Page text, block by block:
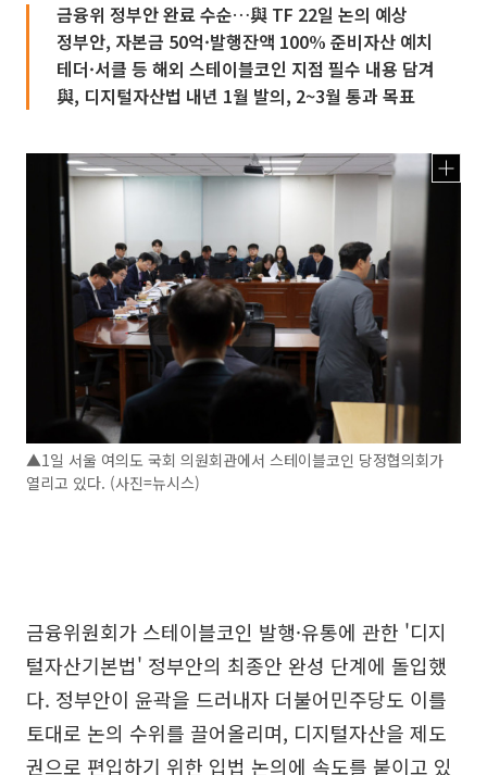
금융위 정부안 완료 수순…與 TF 22일 논의 예상
정부안, 자본금 50억·발행잔액 100% 준비자산 예치
테더·서클 등 해외 스테이블코인 지점 필수 내용 담겨
與, 디지털자산법 내년 1월 발의, 2~3월 통과 목표
▲1일 서울 여의도 국회 의원회관에서 스테이블코인 당정협의회가
열리고 있다. (사진=뉴시스)
금융위원회가 스테이블코인 발행·유통에 관한 '디지
털자산기본법' 정부안의 최종안 완성 단계에 돌입했
다. 정부안이 윤곽을 드러내자 더불어민주당도 이를
토대로 논의 수위를 끌어올리며, 디지털자산을 제도
권으로 편입하기 위한 입법 논의에 속도를 붙이고 있